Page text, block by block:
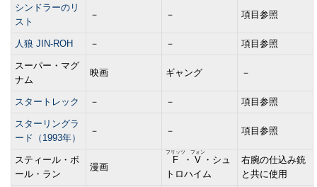
シンドラーのリ
スト
－ － 項目参照
人狼 JIN-ROH － － 項目参照
スーパー・マグ
ナム
映画 ギャング －
スタートレック － － 項目参照
スターリングラ
ード（1993年）
－ － 項目参照
スティール・ボ
ール・ラン
漫画
F
フリッツ
・ V
フォン
・シュ
トロハイム
右腕の仕込み銃
と共に使用